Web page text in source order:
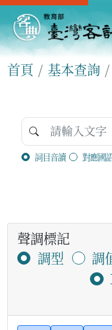
首頁 基本查詢
詞目音讀 對應國
聲調標記
調型
調